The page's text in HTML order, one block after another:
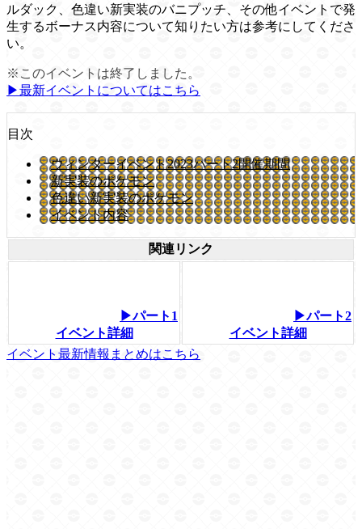
ルダック、色違い新実装のバニプッチ、その他イベントで発
生するボーナス内容について知りたい方は参考にしてくださ
い。
※このイベントは終了しました。
▶︎最新イベントについてはこちら
目次
ウィンターイベント2023パート2開催期間
新実装のポケモン
色違い新実装のポケモン
イベント内容
関連リンク
▶パート1
イベント詳細
▶パート2
イベント詳細
イベント最新情報まとめはこちら